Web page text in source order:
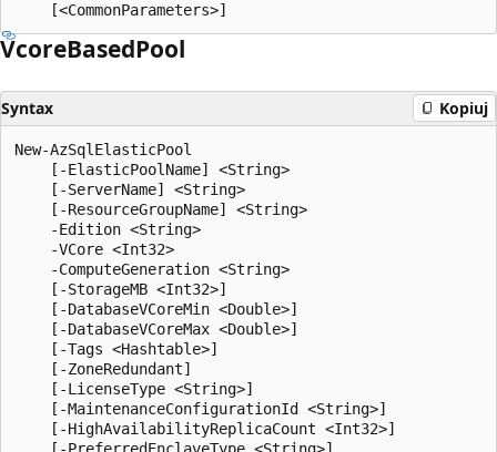
VcoreBasedPool
Syntax Kopiuj
New-AzSqlElasticPool
    [-ElasticPoolName] <String>
    [-ServerName] <String>
    [-ResourceGroupName] <String>
    -Edition <String>
    -VCore <Int32>
    -ComputeGeneration <String>
    [-StorageMB <Int32>]
    [-DatabaseVCoreMin <Double>]
    [-DatabaseVCoreMax <Double>]
    [-Tags <Hashtable>]
    [-ZoneRedundant]
    [-LicenseType <String>]
    [-MaintenanceConfigurationId <String>]
    [-HighAvailabilityReplicaCount <Int32>]
    [-PreferredEnclaveType <String>]